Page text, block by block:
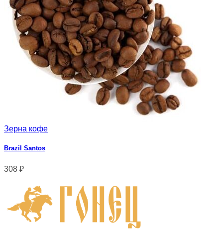
Зерна кофе
Brazil Santos
308 ₽